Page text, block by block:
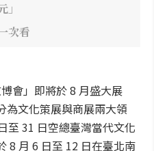
次看
會」即將於 8 月盛大展
為文化策展與商展兩大領
至 31 日空總臺灣當代文化
8 月 6 日至 12 日在臺北南